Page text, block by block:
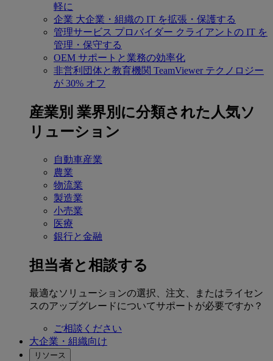
軽に
企業 大企業・組織の IT を拡張・保護する
管理サービス プロバイダー クライアントの IT を
管理・保守する
OEM サポートと業務の効率化
非営利団体と教育機関 TeamViewer テクノロジー
が 30% オフ
産業別 業界別に分類された人気ソ
リューション
自動車産業
農業
物流業
製造業
小売業
医療
銀行と金融
担当者と相談する
最適なソリューションの選択、注文、またはライセン
スのアップグレードについてサポートが必要ですか？
ご相談ください
大企業・組織向け
リソース